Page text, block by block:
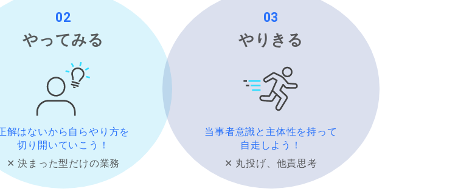
02
やってみる
解はないから自らやり方を
切り開いていこう！
✕ 決まった型だけの業務
03
やりきる
当事者意識と主体性を持って
自走しよう！
✕ 丸投げ、他責思考